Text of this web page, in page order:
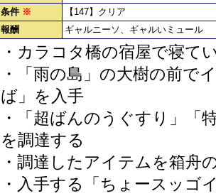
条件 ※
【147】クリア
報酬
ギャルニーソ、ギャルいミュール
・カラコタ橋の宿屋で寝て
・「雨の島」の大樹の前で
ば」を入手
・「超ばんのうぐすり」「
を調達する
・調達したアイテムを箱舟
・入手する「ちょースッゴ